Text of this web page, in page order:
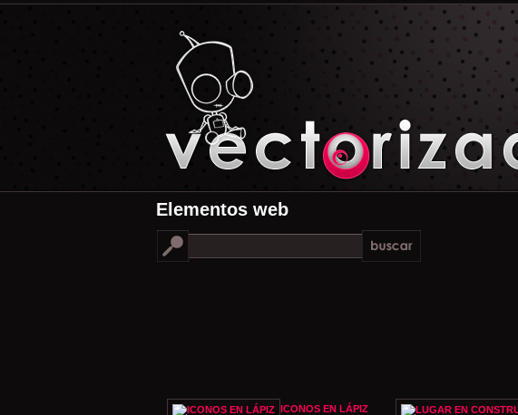
Elementos web
ICONOS EN LÁPIZ